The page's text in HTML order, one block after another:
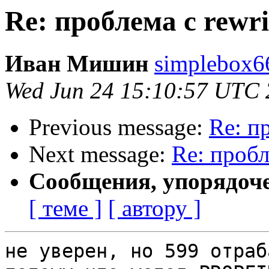
Re: проблема с
Иван Мишин
Wed Jun 24 15:10:57 UTC
Previous message: Re:
Next message: Re:
Сообщения,
[ теме ] [ автору ]
не уверен, но 599